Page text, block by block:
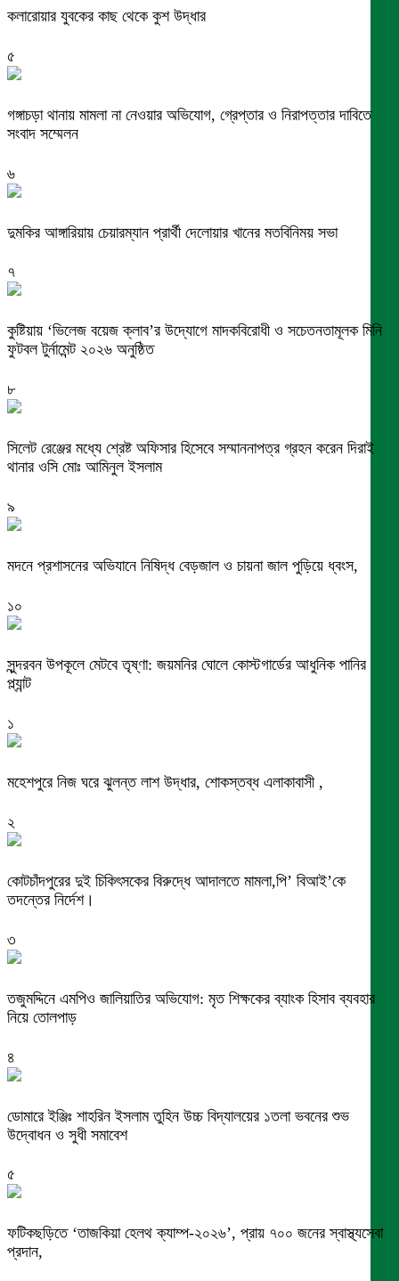
কলারোয়ার যুবকের কাছ থেকে কুশ উদ্ধার
৫
গঙ্গাচড়া থানায় মামলা না নেওয়ার অভিযোগ, গ্রেপ্তার ও নিরাপত্তার দাবিতে
সংবাদ সম্মেলন
৬
দুমকির আঙ্গারিয়ায় চেয়ারম্যান প্রার্থী দেলোয়ার খানের মতবিনিময় সভা
৭
কুষ্টিয়ায় ‘ভিলেজ বয়েজ ক্লাব’র উদ্যোগে মাদকবিরোধী ও সচেতনতামূলক মিনি
ফুটবল টুর্নামেন্ট ২০২৬ অনুষ্ঠিত
৮
সিলেট রেঞ্জের মধ্যে শ্রেষ্ট অফিসার হিসেবে সম্মাননাপত্র গ্রহন করেন দিরাই
থানার ওসি মোঃ আমিনুল ইসলাম
৯
মদনে প্রশাসনের অভিযানে নিষিদ্ধ বেড়জাল ও চায়না জাল পুড়িয়ে ধ্বংস,
১০
সুন্দরবন উপকূলে মেটবে তৃষ্ণা: জয়মনির ঘোলে কোস্টগার্ডের আধুনিক পানির
প্ল্যান্ট
১
মহেশপুরে নিজ ঘরে ঝুলন্ত লাশ উদ্ধার, শোকস্তব্ধ এলাকাবাসী ,
২
কোটচাঁদপুরের দুই চিকিৎসকের বিরুদ্ধে আদালতে মামলা,পি’ বিআই’কে
তদন্তের নির্দেশ।
৩
তজুমদ্দিনে এমপিও জালিয়াতির অভিযোগ: মৃত শিক্ষকের ব্যাংক হিসাব ব্যবহার
নিয়ে তোলপাড়
৪
ডোমারে ইঞ্জিঃ শাহরিন ইসলাম তুহিন উচ্চ বিদ্যালয়ের ১তলা ভবনের শুভ
উদ্বোধন ও সুধী সমাবেশ
৫
ফটিকছড়িতে ‘তাজকিয়া হেলথ ক্যাম্প-২০২৬’, প্রায় ৭০০ জনের স্বাস্থ্যসেবা
প্রদান,